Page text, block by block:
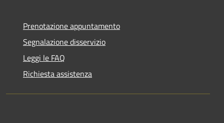
Prenotazione appuntamento
Segnalazione disservizio
Leggi le FAQ
Richiesta assistenza